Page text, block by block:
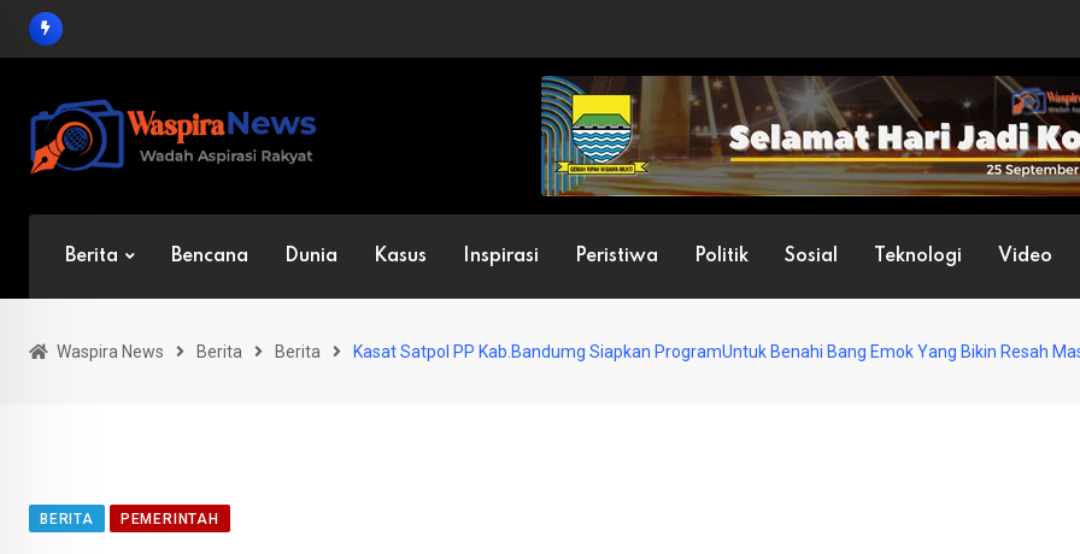
Skip
Berita Bencana Dunia Kasus Inspirasi Peristiwa Politik Sosial Teknologi Video
Waspira News Berita Berita Kasat Satpol PP Kab.Bandumg Siapkan ProgramUntuk Benahi Bang Emok Yang Bikin Resah
BERITA PEMERINTAH